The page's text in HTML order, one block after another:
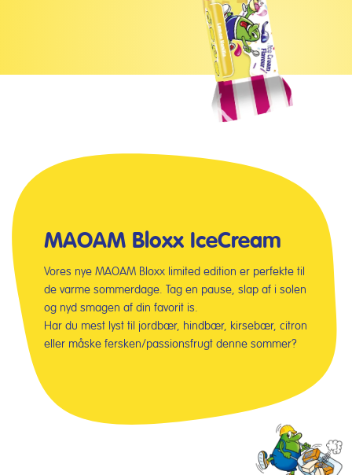
MAOAM Bloxx IceCream
Vores nye MAOAM Bloxx limited edition er perfekte til
de varme sommerdage. Tag en pause, slap af i solen
og nyd smagen af din favorit is.
Har du mest lyst til jordbær, hindbær, kirsebær, citron
eller måske fersken/passionsfrugt denne sommer?